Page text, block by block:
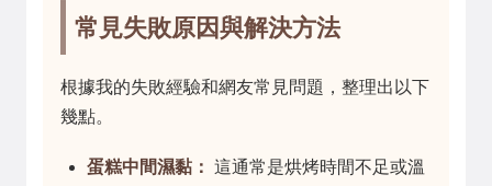
常見失敗原因與解決方法
根據我的失敗經驗和網友常見問題，整理出以下
幾點。
蛋糕中間濕黏： 這通常是烘烤時間不足或溫